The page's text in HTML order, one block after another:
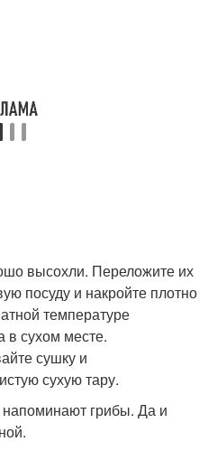
высохли. Переложите их
посуду и накройте плотно
температуре
в сухом месте.
сушку и
сухую тару.
напоминают грибы. Да и